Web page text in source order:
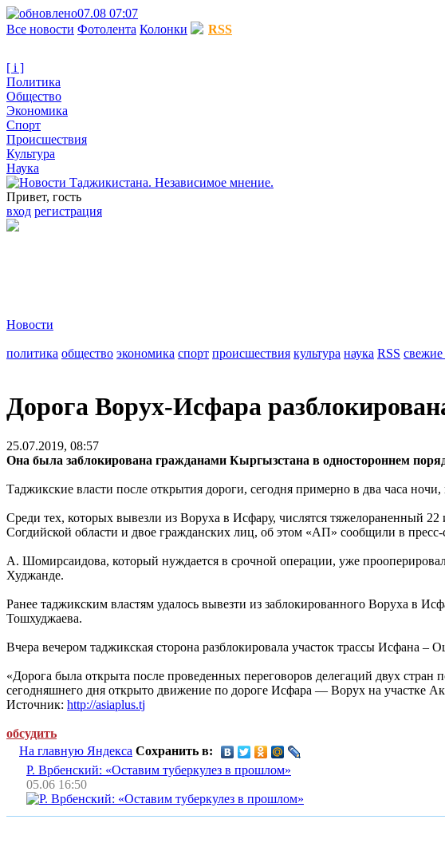
07.08 07:07
Все новости Фотолента Колонки RSS
[ i ]
Политика
Общество
Экономика
Спорт
Происшествия
Культура
Наука
Привет, гость
вход регистрация
Новости
политика общество экономика спорт происшествия культура наука RSS свежие
Дорога Ворух-Исфара
25.07.2019, 08:57
Она была заблокирована гражданами Кыргызстана в одностороннем
Таджикские власти после открытия дороги, сегодня примерно в два часа
Среди тех, которых вывезли из Воруха в Исфару, числятся тяжелораненный
Согдийской области и двое гражданских лиц, об этом «АП» сообщили в
А. Шомирсаидова, который нуждается в срочной операции, уже
Худжанде.
Ранее таджикским властям удалось вывезти из заблокированного Воруха в
Тошхуджаева.
Вчера вечером таджикская сторона разблокировала участок трассы Исфана –
«Дорога была открыта после проведенных переговоров делегаций двух
сегодняшнего дня открыто движение по дороге Исфара — Ворух на участке
Источник: http://asiaplus.tj
обсудить
На главную Яндекса Сохранить в:
Р. Врбенский: «Оставим туберкулез в прошлом»
05.06 16:50